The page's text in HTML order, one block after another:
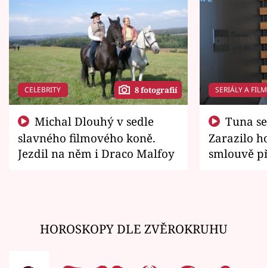
CELEBRITY 8 fotografií
slavného filmového koně.
Jezdil na něm i Draco Malfoy
SERIÁLY A
Zarazilo
smlouvě
HOROSKOPY DLE ZVĚROKRUHU